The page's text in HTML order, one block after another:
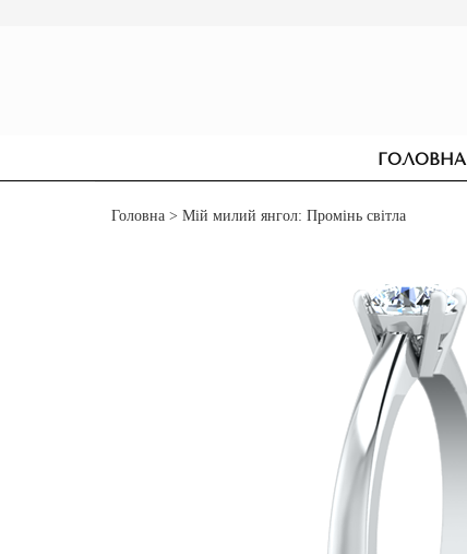
ГОЛОВНА
ДЛЯ ЗАРУЧИН
СЕРЕЖКИ
Головна > Мій милий янгол: Промінь світла